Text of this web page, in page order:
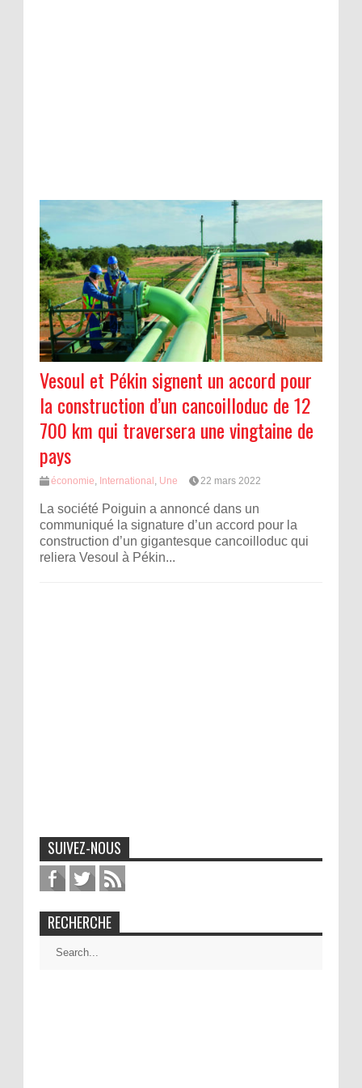
Vesoul et Pékin signent un accord pour
la construction d’un cancoilloduc de 12
700 km qui traversera une vingtaine de
pays
économie, International , Une 22 mars 2022
La société Poiguin a annoncé dans un
communiqué la signature d’un accord pour la
construction d’un gigantesque cancoilloduc qui
reliera Vesoul à Pékin...
SUIVEZ-NOUS
RECHERCHE